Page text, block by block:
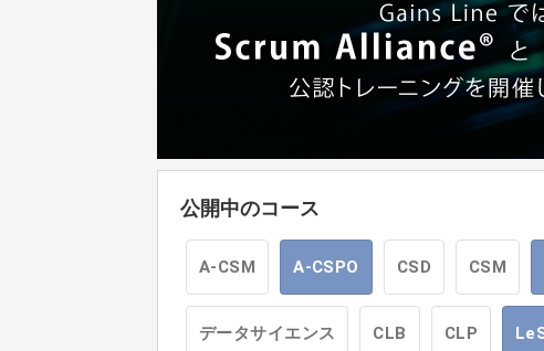
公開中のコース
A-CSM A-CSPO CSD CSM
データサイエンス CLB CLP